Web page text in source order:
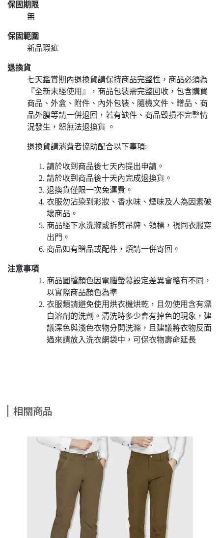
保固期限
無
保固範圍
新品瑕疵
退換貨
七天鑑賞期內退換貨請保持商品完整性，商品必須為
『全新未經使用』，商品包裝需完整回收，包含購買
商品、外盒、附件、內外包裝、隨機文件、贈品、商
品外膜等請一併退回，若有缺件、商品毀損不完整情
況發生，恕無法退換貨 。
退換貨請消費者協助配合以下事項:
請於收到商品後七天內提出申請。
請於收到商品後十天內完成退換貨。
退換貨僅限一次免運費。
衣服勿沾染到彩妝、香水味、煙味及人為因素破
壞商品。
商品經下水洗滌或拆剪吊牌、領標，視同衣服穿
出門。
商品如有贈品或配件，煩請一併寄回。
注意事項
商品圖檔顏色因電腦螢幕設定差異會略有不同，
以實際商品顏色為準
衣服類請避免使用烘衣機烘乾，且勿使用含有漂
白溶劑的洗劑。清洗時多少會有掉色的現象，建
議深色與淺色衣物分開洗滌，且建議將衣物反面
過來請放入洗衣網袋中，可保衣物壽命延長
相關商品